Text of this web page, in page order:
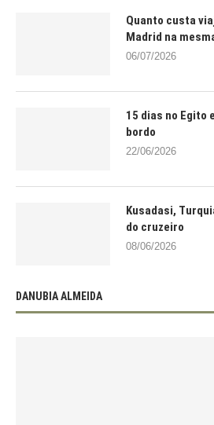
Quanto custa
Madrid na
06/07/2026
15 dias no Egito
bordo
22/06/2026
Kusadasi,
do cruzeiro
08/06/2026
DANUBIA ALMEIDA